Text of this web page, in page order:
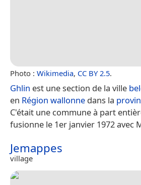
Photo : Wikimedia, CC BY 2.5.
Ghlin est une section de la ville
en Région wallonne dans la
C'était une commune à part
fusionne le 1er janvier 1972 avec
Jemappes
village